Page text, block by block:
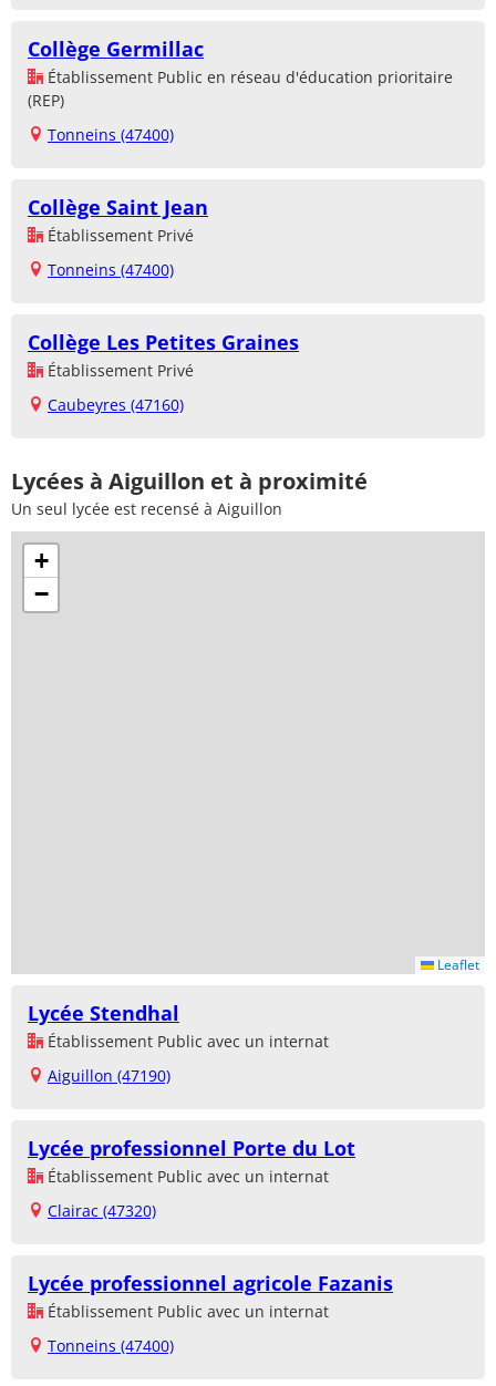
Collège Germillac
Établissement Public en réseau d'éducation prioritaire
(REP)
Tonneins (47400)
Collège Saint Jean
Établissement Privé
Tonneins (47400)
Collège Les Petites Graines
Établissement Privé
Caubeyres (47160)
Lycées à Aiguillon et à proximité
Un seul lycée est recensé à Aiguillon
+
−
Leaflet
Lycée Stendhal
Établissement Public avec un internat
Aiguillon (47190)
Lycée professionnel Porte du Lot
Établissement Public avec un internat
Clairac (47320)
Lycée professionnel agricole Fazanis
Établissement Public avec un internat
Tonneins (47400)